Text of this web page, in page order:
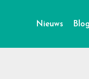
Nieuws Blog